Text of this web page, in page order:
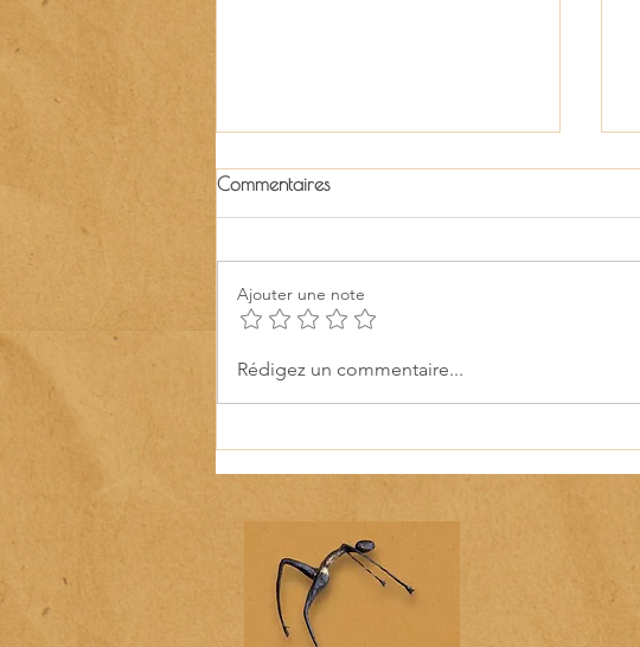
Les Samedis Durables rejoignent
Commentaires
Ajouter une note
Rédigez un commentaire...